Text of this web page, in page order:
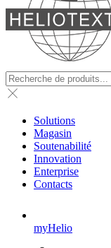
Solutions
Magasin
Soutenabilité
Innovation
Enterprise
Contacts
myHelio